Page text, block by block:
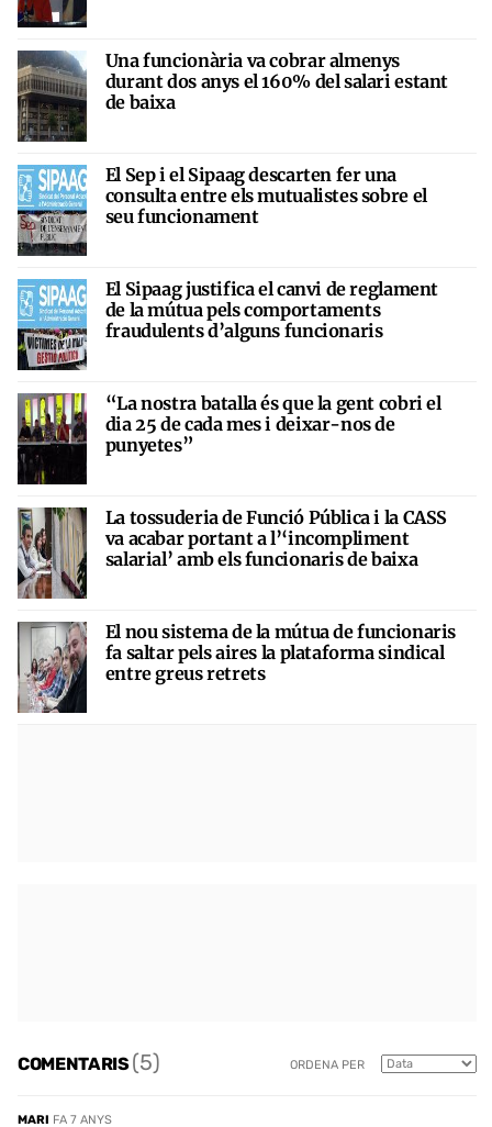
Una funcionària va cobrar almenys
durant dos anys el 160% del salari estant
de baixa
El Sep i el Sipaag descarten fer una
consulta entre els mutualistes sobre el
seu funcionament
El Sipaag justifica el canvi de reglament
de la mútua pels comportaments
fraudulents d’alguns funcionaris
“La nostra batalla és que la gent cobri el
dia 25 de cada mes i deixar-nos de
punyetes”
La tossuderia de Funció Pública i la CASS
va acabar portant a l’‘incompliment
salarial’ amb els funcionaris de baixa
El nou sistema de la mútua de funcionaris
fa saltar pels aires la plataforma sindical
entre greus retrets
COMENTARIS(5) ORDENA PER
MARI FA 7 ANYS